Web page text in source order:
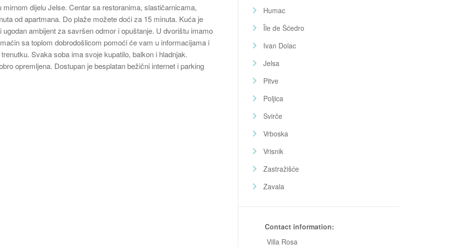
dijelu Jelse. Centar sa restoranima, slastičarnicama,
od apartmana. Do plaže možete doći za 15 minuta. Kuća je
ambijent za savršen odmor i opuštanje. U dvorištu imamo
sa toplom dobrodošlicom pomoći će vam u informacijama i
Svaka soba ima svoje kupatilo, balkon i hladnjak.
opremljena. Dostupan je besplatan bežični internet i parking
Humac
Île de Šćedro
Ivan Dolac
Jelsa
Pitve
Poljica
Svirče
Vrboska
Vrisnik
Zastražišće
Zavala
Contact information:
Villa Rosa